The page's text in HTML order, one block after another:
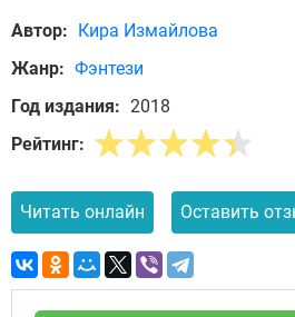
Автор: Кира Измайлова
Жанр: Фэнтези
Год издания: 2018
Рейтинг:
Читать онлайн Оставить